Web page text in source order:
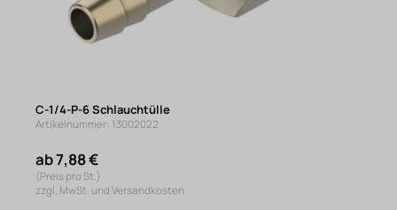
C-1/4-P-6 Schlauchtülle
Artikelnummer: 13002022
ab 7,88 €
(Preis pro St.)
zzgl. MwSt. und Versandkosten